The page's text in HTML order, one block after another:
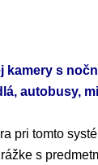
s
autobusy,
pri tomto
s